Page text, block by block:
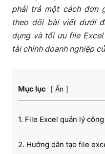
phải trả một cách đơn
theo dõi bài viết dưới
dụng và tối ưu file
tài chính doanh nghiệp
Mục lục Ẩn
1. File Excel quản lý
2. Hướng dẫn tạo file